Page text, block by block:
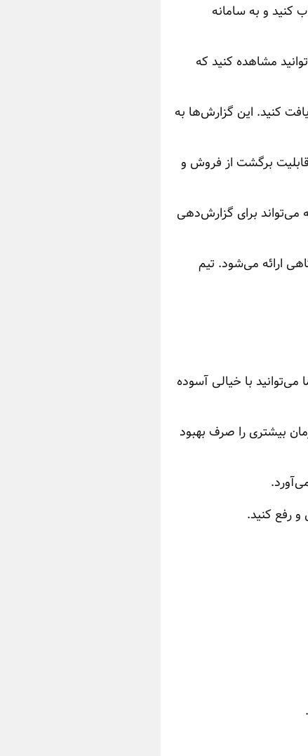
کنید و به سامانه
مشاهده کنید که
کنید. این گزارش‌ها به
برگشت از فروش و
می‌تواند برای گزارش‌دهی
ارائه می‌شود. تیم
می‌توانید با خیالی آسوده
بیشتری را صرف بهبود
رفع کنید.